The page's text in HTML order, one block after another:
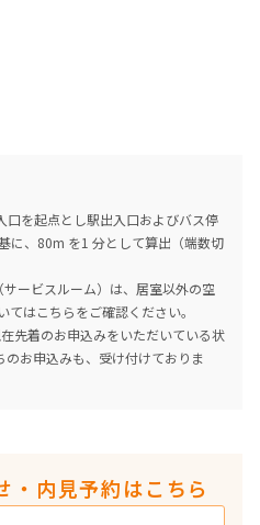
口を起点とし駅出入口およびバス停
に、80m を1 分として算出（端数切
ービスルーム）は、居室以外の空
てはこちらをご確認ください。
先着のお申込みをいただいている状
お申込みも、受け付けておりま
・内見予約はこちら